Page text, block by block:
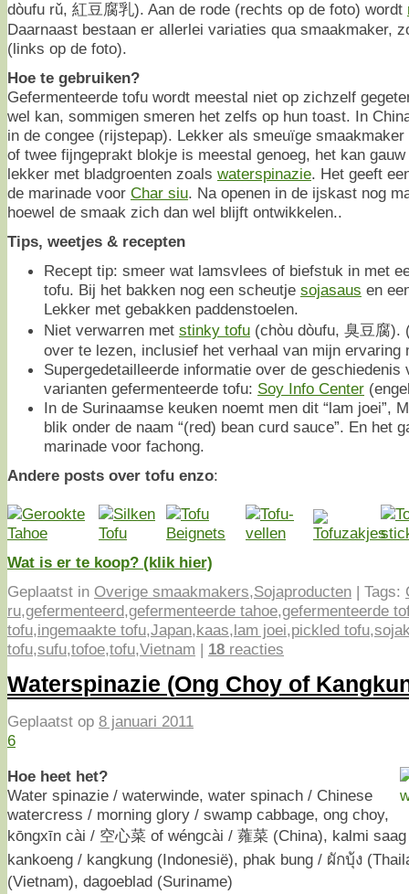
dòufu rǔ, 紅豆腐乳). Aan de rode (rechts op de foto) wordt
Daarnaast bestaan er allerlei variaties qua smaakmaker,
(links op de foto).
Hoe te gebruiken?
Gefermenteerde tofu wordt meestal niet op zichzelf
wel kan, sommigen smeren het zelfs op hun toast. In
in de congee (rijstepap). Lekker als smeuïge
of twee fijngeprakt blokje is meestal genoeg, het kan
lekker met bladgroenten zoals waterspinazie. Het geeft
de marinade voor Char siu. Na openen in de ijskast nog
hoewel de smaak zich dan wel blijft ontwikkelen..
Tips, weetjes & recepten
Recept tip: smeer wat lamsvlees of biefstuk in met
tofu. Bij het bakken nog een scheutje sojasaus en
Lekker met gebakken paddenstoelen.
Niet verwarren met stinky tofu (chòu dòufu, 臭豆腐).
over te lezen, inclusief het verhaal van mijn ervaring
Supergedetailleerde informatie over de geschiedenis
varianten gefermenteerde tofu: Soy Info Center
In de Surinaamse keuken noemt men dit “lam joei”,
blik onder de naam “(red) bean curd sauce”. En het
marinade voor fachong.
Andere posts over tofu enzo:
Wat is er te koop? (klik hier)
Geplaatst in Overige smaakmakers,Sojaproducten | Tags:
ru,gefermenteerd,gefermenteerde tahoe,gefermenteerde
tofu,ingemaakte tofu,Japan,kaas,lam joei,pickled tofu,
tofu,sufu,tofoe,tofu,Vietnam | 18 reacties
Waterspinazie (Ong Choy of
Geplaatst op 8 januari 2011
6
Hoe heet het?
Water spinazie / waterwinde, water spinach / Chinese
watercress / morning glory / swamp cabbage, ong choy,
kōngxīn cài / 空心菜 of wéngcài / 蕹菜 (China), kalmi
kankoeng / kangkung (Indonesië), phak bung / ผักบุ้ง
(Vietnam), dagoeblad (Suriname)